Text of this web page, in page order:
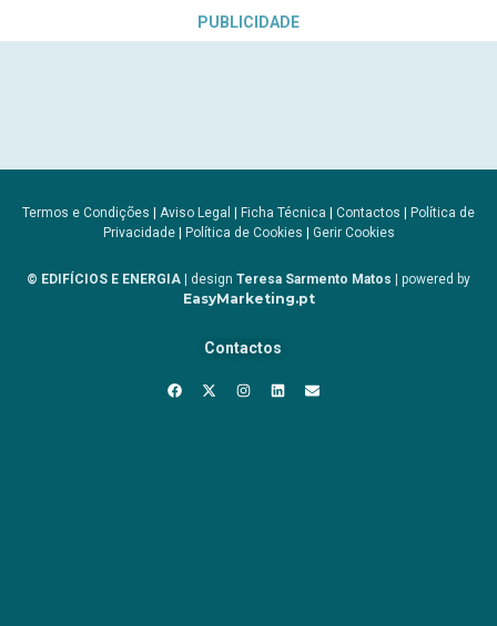
PUBLICIDADE
Termos e Condições | Aviso Legal | Ficha Técnica | Contactos | Política de
Privacidade| Política de Cookies | Gerir Cookies
© EDIFÍCIOS E ENERGIA | design Teresa Sarmento Matos | powered by
EasyMarketing.pt
Contactos